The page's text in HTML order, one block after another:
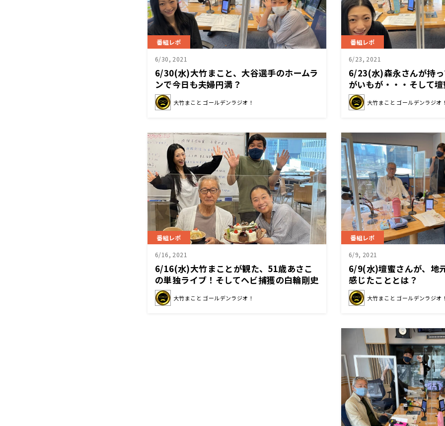
番組レポ
6/30, 2021
6/30(水)大竹まこと、大谷選手のホームラ
ンで今日も夫婦円満？
大竹まこと ゴールデンラジオ！
番組レポ
6/23, 2021
6/23(水)森永さんが持
がいもが・・・そして
モの名前をささやく？
大竹まこと ゴールデンラジオ
番組レポ
6/16, 2021
6/16(水)大竹まことが観た、51歳あさこ
の単独ライブ！そしてヘビ捕獲の白輪剛史
さんに壇蜜も興奮！
大竹まこと ゴールデンラジオ！
番組レポ
6/9, 2021
6/9(水)壇蜜さんが、地
感じたこととは？
大竹まこと ゴールデンラジオ